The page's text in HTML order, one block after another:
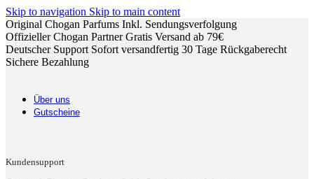
Skip to navigation Skip to main content
Original Chogan Parfums Inkl. Sendungsverfolgung
Offizieller Chogan PartnerGratis Versand ab 79€
Deutscher Support Sofort versandfertig 30 Tage Rückgaberecht
Sichere Bezahlung
Über uns
Gutscheine
Kundensupport